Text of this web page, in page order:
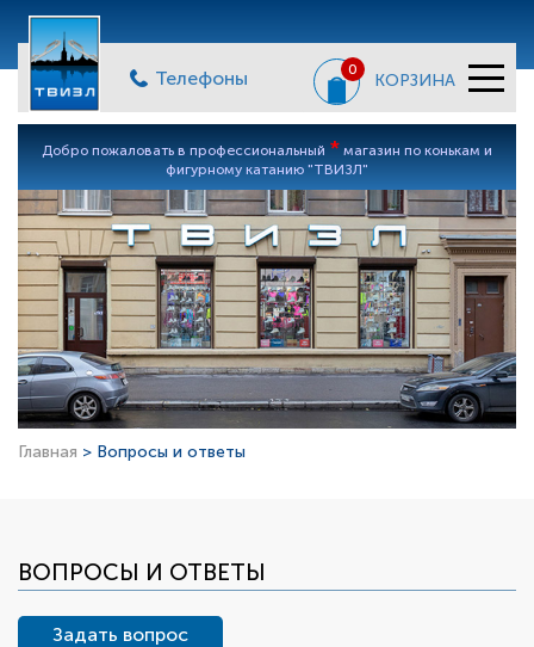
Телефоны 0
КОРЗИНА
Добро пожаловать в профессиональный * магазин по конькам и
фигурному катанию "ТВИЗЛ"
Главная > Вопросы и ответы
ВОПРОСЫ И ОТВЕТЫ
Задать вопрос